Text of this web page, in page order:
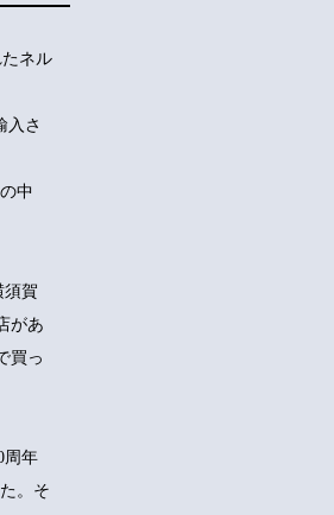
ネル
入さ
中
須賀
があ
買っ
周年
。そ